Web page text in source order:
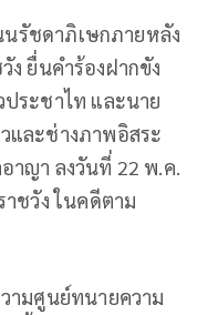
รัชดาภิเษกภายหลัง
ยื่นคำร้องฝากขัง
ระชาไท และนาย
ละช่างภาพอิสระ
าญา ลงวันที่ 22 พ.ค.
ชวัง ในคดีตาม
ามศูนย์ทนายความ